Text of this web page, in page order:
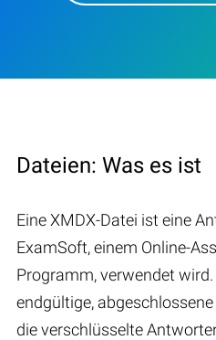
Dateien: Was es ist
Eine XMDX-Datei ist eine
ExamSoft, einem Online-
Programm, verwendet
endgültige,
die verschlüsselte